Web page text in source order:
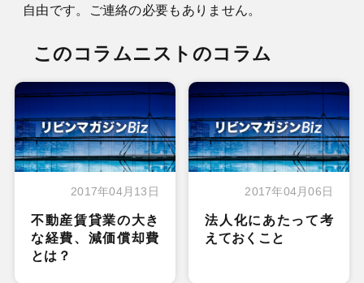
自由です。ご連絡の必要もありません。
このコラムニストのコラム
2017年04月13日
不動産賃貸業の大き
な経費、減価償却費
とは？
2017年04月06日
法人化にあたって考
えておくこと